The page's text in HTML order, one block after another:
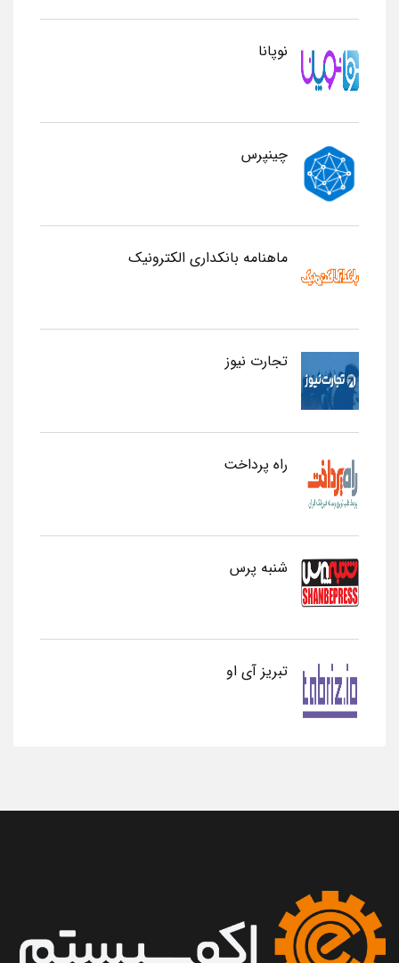
نوپانا
چینپرس
ماهنامه بانکداری الکترونیک
تجارت نیوز
راه پرداخت
شنبه پرس
تبریز آی او